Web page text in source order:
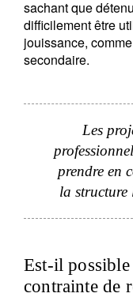
sachant que
difficilement être
jouissance,
secondaire.
Les
prendre en
la structure
Est-il possible
contrainte de